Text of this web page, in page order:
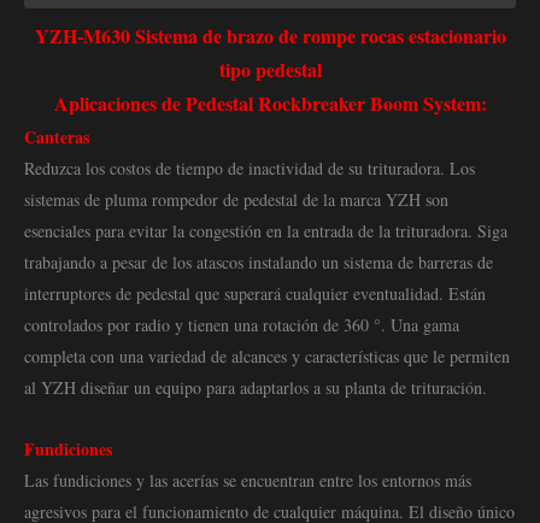
YZH-M630 Sistema de brazo de rompe rocas estacionario
tipo pedestal
Aplicaciones de Pedestal Rockbreaker Boom System:
Canteras
Reduzca los costos de tiempo de inactividad de su trituradora. Los
sistemas de pluma rompedor de pedestal de la marca YZH son
esenciales para evitar la congestión en la entrada de la trituradora. Siga
trabajando a pesar de los atascos instalando un sistema de barreras de
interruptores de pedestal que superará cualquier eventualidad. Están
controlados por radio y tienen una rotación de 360 ​​°. Una gama
completa con una variedad de alcances y características que le permiten
al YZH diseñar un equipo para adaptarlos a su planta de trituración.
Fundiciones
Las fundiciones y las acerías se encuentran entre los entornos más
agresivos para el funcionamiento de cualquier máquina. El diseño único